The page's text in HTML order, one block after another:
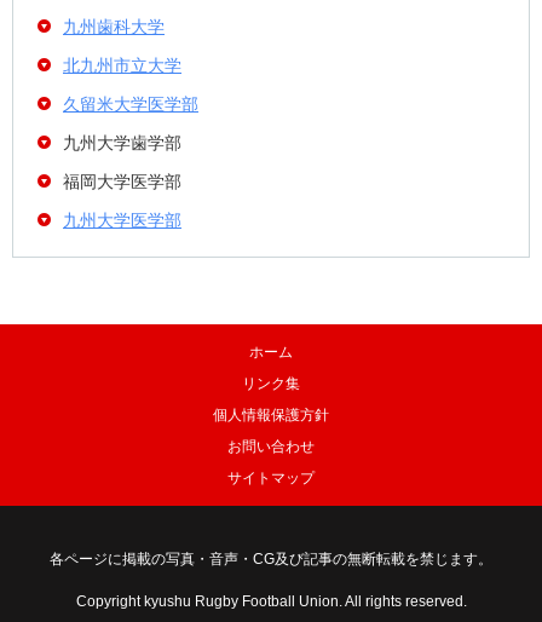
九州歯科大学
北九州市立大学
久留米大学医学部
九州大学歯学部
福岡大学医学部
九州大学医学部
ホーム
リンク集
個人情報保護方針
お問い合わせ
サイトマップ
各ページに掲載の写真・音声・CG及び記事の無断転載を禁じます。
Copyright kyushu Rugby Football Union. All rights reserved.